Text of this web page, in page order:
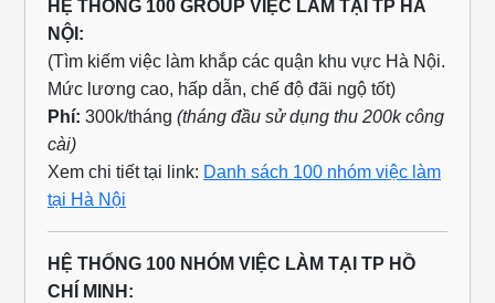
HỆ THỐNG 100 GROUP VIỆC LÀM TẠI TP HÀ
NỘI:
(Tìm kiếm việc làm khắp các quận khu vực Hà Nội.
Mức lương cao, hấp dẫn, chế độ đãi ngộ tốt)
Phí:
cài)
Xem chi tiết tại link:
tại Hà Nội
HỆ THỐNG 100 NHÓM VIỆC LÀM TẠI TP HỒ